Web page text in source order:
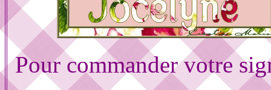
Pour commander votre